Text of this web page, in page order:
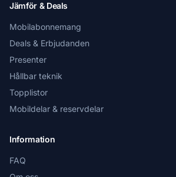
Jämför & Deals
Mobilabonnemang
Deals & Erbjudanden
Presenter
Hållbar teknik
Topplistor
Mobildelar & reservdelar
Information
FAQ